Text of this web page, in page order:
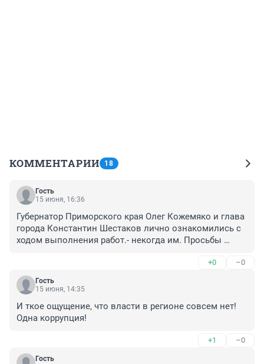
КОММЕНТАРИИ 18
Гость
15 июня, 16:36
Губернатор Приморского края Олег Кожемяко и глава
города Константин Шестаков лично ознакомились с
ходом выполнения работ.- некогда им. Просьбы
+0 –0
Гость
15 июня, 14:35
И ткое ощущение, что власти в регионе совсем нет!
Одна коррупция!
+1 –0
Гость